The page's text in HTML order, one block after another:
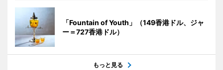
「Fountain of Youth」（149香港ドル、ジャ
ー＝727香港ドル）
もっと見る